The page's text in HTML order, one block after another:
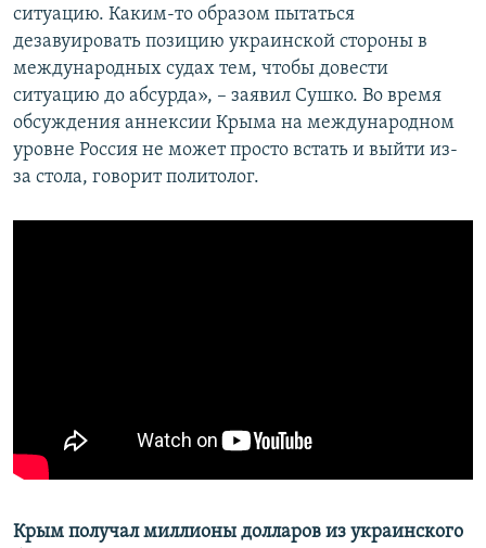
ситуацию. Каким-то образом пытаться
дезавуировать позицию украинской стороны в
международных судах тем, чтобы довести
ситуацию до абсурда», – заявил Сушко. Во время
обсуждения аннексии Крыма на международном
уровне Россия не может просто встать и выйти из-
за стола, говорит политолог.
Крым получал миллионы долларов из украинского